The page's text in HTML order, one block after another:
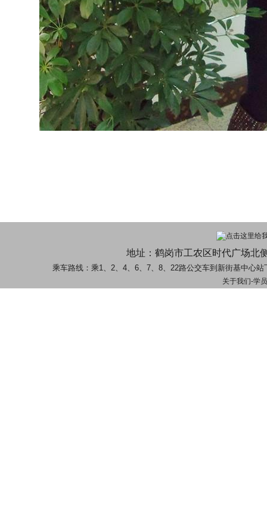
地址：鹤岗市工农区时代广场北
乘车路线：乘1、2、4、6、7、8、22路公交车到新街基中心
关于我们-学